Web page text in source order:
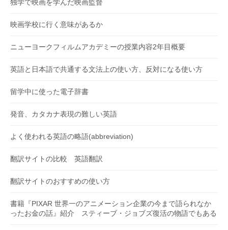
独学で映画を学んだ映画監督
映画学校に行く意味があるか
ニューヨークフィルムアカデミーの授業内容2年目概要
英語と日本語で共通する文法上の使い方、反対になる使い方
留学中に使った電子辞書
発音、カタカナ表現の難しい英語
よく使われる英語の略語(abbreviation)
翻訳サイトの比較 英語翻訳
翻訳サイトのおすすめの使い方
書籍『PIXAR 世界一のアニメーション企業の今まで語られなか
ったお金の話』紹介 スティーブ・ジョブズ復活の物語でもある